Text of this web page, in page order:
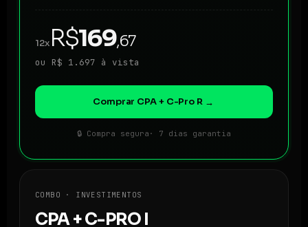
12x R$169,67
ou R$ 1.697 à vista
Comprar CPA + C-Pro R →
🔒 Compra segura · 7 dias garantia
COMBO · INVESTIMENTOS
CPA + C-PRO I